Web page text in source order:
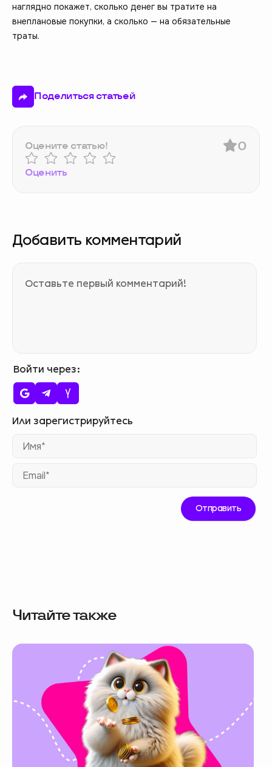
наглядно покажет, сколько денег вы тратите на
внеплановые покупки, а сколько — на обязательные
траты.
Поделиться статьей
Оцените статью!
Оценить
0
Добавить комментарий
Войти через
Читайте также